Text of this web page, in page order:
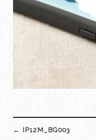
navigation
← IP12M_BG003